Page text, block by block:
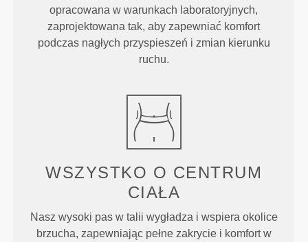
opracowana w warunkach laboratoryjnych,
zaprojektowana tak, aby zapewniać komfort
podczas nagłych przyspieszeń i zmian kierunku
ruchu.
WSZYSTKO O CENTRUM
CIAŁA
Nasz wysoki pas w talii wygładza i wspiera okolice
brzucha, zapewniając pełne zakrycie i komfort w